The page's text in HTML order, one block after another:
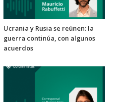
Ucrania y Rusia se reúnen: la
guerra continúa, con algunos
acuerdos